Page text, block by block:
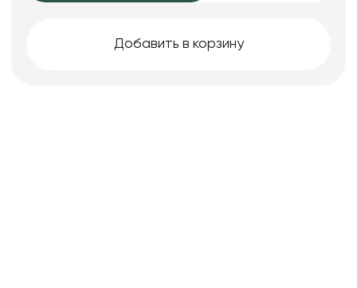
Добавить в корзину